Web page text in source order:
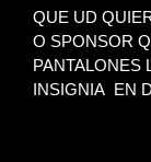
QUE UD
O SPONSOR
PANTALONES
INSIGNIA EN